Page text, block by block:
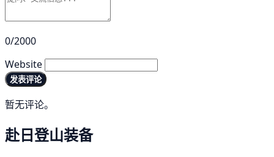
0/2000
Website
发表评论
暂无评论。
赴日登山装备